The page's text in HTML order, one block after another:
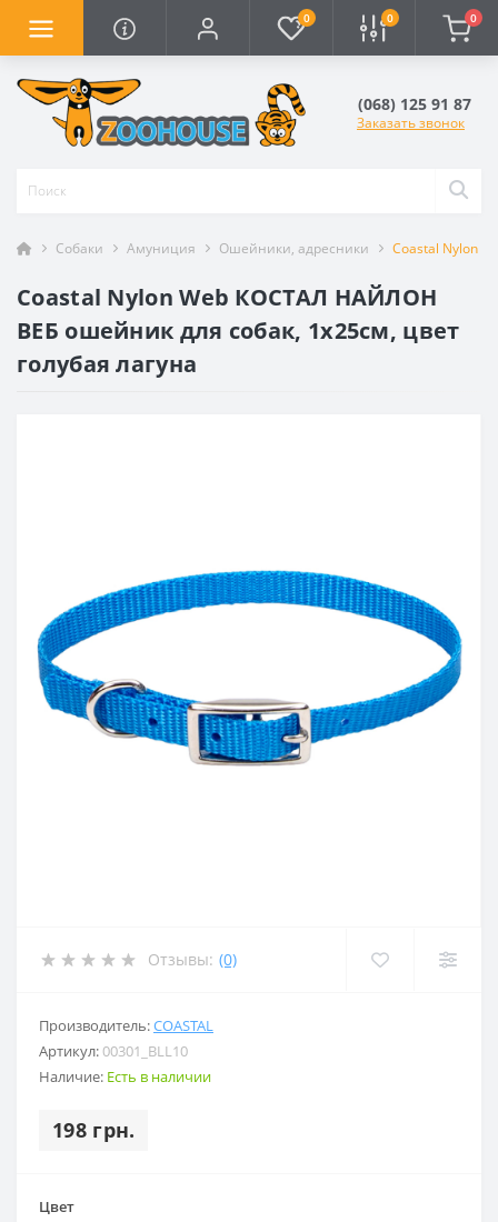
0 0 0
(068) 125 91 87
Заказать звонок
Собаки Амуниция Ошейники, адресники Coastal Nylon
Coastal Nylon Web КОСТАЛ НАЙЛОН
ВЕБ ошейник для собак, 1х25см, цвет
голубая лагуна
Отзывы: (0)
Производитель:COASTAL
Артикул:00301_BLL10
Наличие: Есть в наличии
198 грн.
Цвет